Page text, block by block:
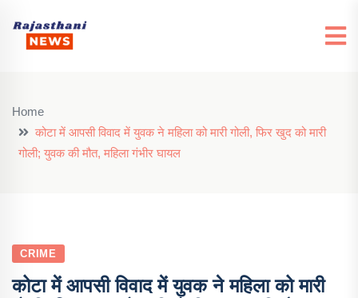
Home
कोटा में आपसी विवाद में युवक ने महिला को मारी गोली, फिर खुद को मारी
गोली; युवक की मौत, महिला गंभीर घायल
CRIME
कोटा में आपसी विवाद में युवक ने महिला को मारी